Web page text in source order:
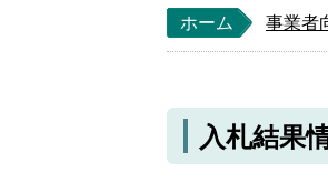
ホーム 事業者
入札結果